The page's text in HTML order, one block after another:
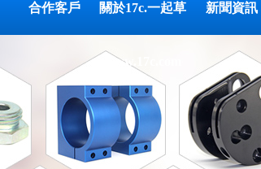
合作客戶 關於17c.一起草
www.17c.com
新聞資訊